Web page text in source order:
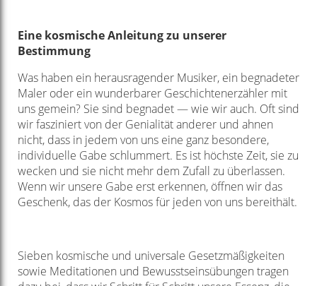
Eine kosmische Anleitung zu unserer
Bestimmung
Was haben ein herausragender Musiker, ein begnadeter
Maler oder ein wunderbarer Geschichtenerzähler mit
uns gemein? Sie sind begnadet — wie wir auch. Oft sind
wir fasziniert von der Genialität anderer und ahnen
nicht, dass in jedem von uns eine ganz besondere,
individuelle Gabe schlummert. Es ist höchste Zeit, sie zu
wecken und sie nicht mehr dem Zufall zu überlassen.
Wenn wir unsere Gabe erst erkennen, öffnen wir das
Geschenk, das der Kosmos für jeden von uns bereithält.
Sieben kosmische und universale Gesetzmäßigkeiten
sowie Meditationen und Bewusstseinsübungen tragen